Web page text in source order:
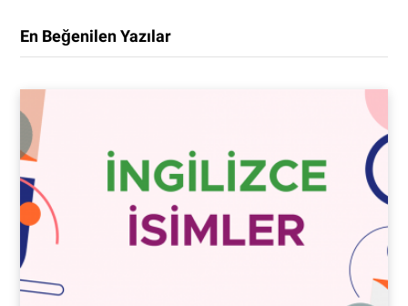
En Beğenilen Yazılar